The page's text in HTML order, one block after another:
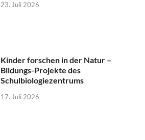
23. Juli 2026
Kinder forschen in der Natur –
Bildungs-Projekte des
Schulbiologiezentrums
17. Juli 2026